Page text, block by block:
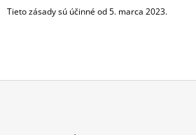
Tieto zásady sú účinné od 5. marca 2023.